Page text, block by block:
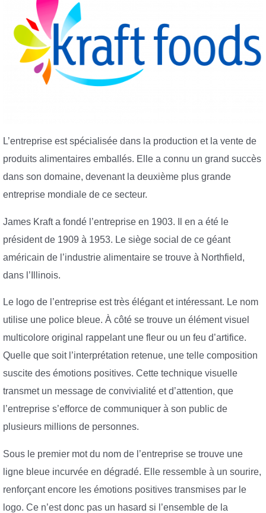
L’entreprise est spécialisée dans la production et la vente de
produits alimentaires emballés. Elle a connu un grand succès
dans son domaine, devenant la deuxième plus grande
entreprise mondiale de ce secteur.
James Kraft a fondé l’entreprise en 1903. Il en a été le
président de 1909 à 1953. Le siège social de ce géant
américain de l’industrie alimentaire se trouve à Northfield,
dans l’Illinois.
Le logo de l’entreprise est très élégant et intéressant. Le nom
utilise une police bleue. À côté se trouve un élément visuel
multicolore original rappelant une fleur ou un feu d’artifice.
Quelle que soit l’interprétation retenue, une telle composition
suscite des émotions positives. Cette technique visuelle
transmet un message de convivialité et d’attention, que
l’entreprise s’efforce de communiquer à son public de
plusieurs millions de personnes.
Sous le premier mot du nom de l’entreprise se trouve une
ligne bleue incurvée en dégradé. Elle ressemble à un sourire,
renforçant encore les émotions positives transmises par le
logo. Ce n’est donc pas un hasard si l’ensemble de la